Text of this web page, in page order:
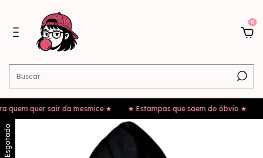
0
quer sair da mesmice ★ ★ Estampas que saem do óbvio ★ ★
Esgotado